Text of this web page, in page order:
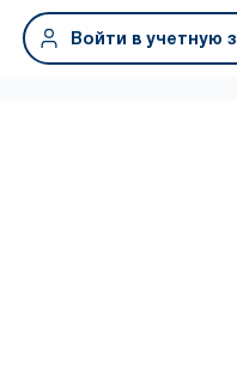
Войти в учетную